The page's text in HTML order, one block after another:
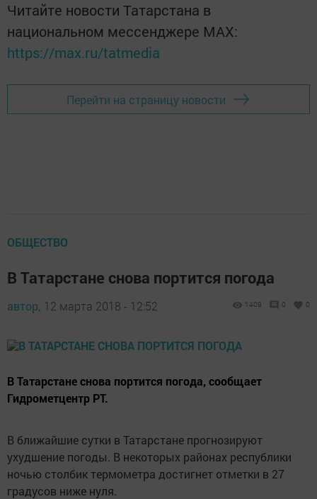
Читайте новости Татарстана в
национальном мессенджере MАХ:
https://max.ru/tatmedia
Перейти на страницу новости
ОБЩЕСТВО
В Татарстане снова портится погода
автор, 12 марта 2018 - 12:52 1409 0 0
В Татарстане снова портится погода, сообщает
Гидрометцентр РТ.
В ближайшие сутки в Татарстане прогнозируют
ухудшение погоды. В некоторых районах республики
ночью столбик термометра достигнет отметки в 27
градусов ниже нуля.